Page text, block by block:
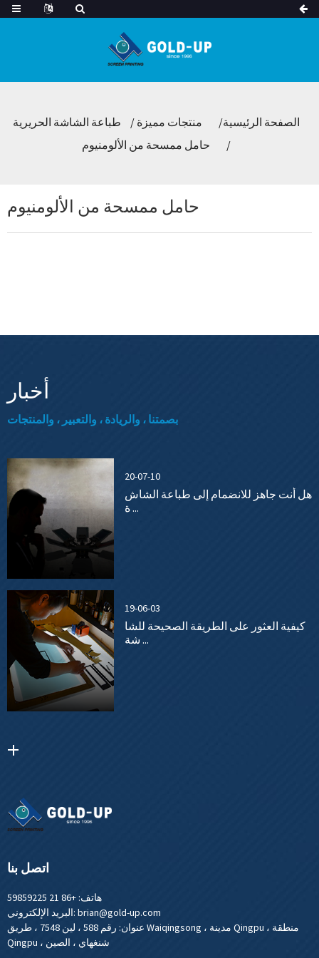
الصفحة الرئيسية منتجات مميزة
طباعة الشاشة الحريرية
حامل ممسحة من الألومنيوم
حامل ممسحة من الألومنيوم
أخبار
بصمتنا ، والريادة ، والتعبير ، والمنتجات
20-07-10
هل أنت جاهز للانضمام إلى طباعة الشاش
ة ...
19-06-03
كيفية العثور على الطريقة الصحيحة للشا
شة ...
اتصل بنا
هاتف: +86 21 59859225
البريد الإلكتروني: brian@gold-up.com
عنوان:
رقم 588 ، لين 7548 ، طريق Waiqingsong ، مدينة Qingpu ، منطقة
Qingpu ، شنغهاي ، الصين